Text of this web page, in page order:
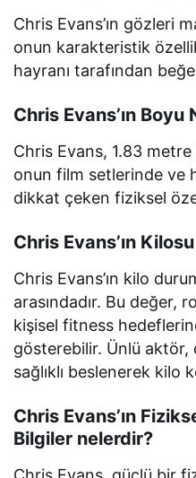
Chris Evans’ın gözleri
onun karakteristik
hayranı tarafından
Chris Evans’ın Boyu
Chris Evans, 1.83
onun film setlerinde ve
dikkat çeken fiziksel
Chris Evans’ın
Chris Evans’ın kilo
arasındadır. Bu değer,
kişisel fitness
gösterebilir. Ünlü
sağlıklı beslenerek kilo
Chris Evans’ın
Bilgiler nelerdir?